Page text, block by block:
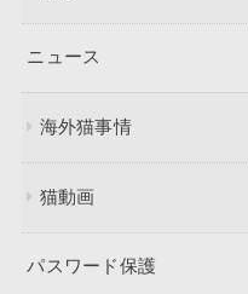
ニュース
海外猫事情
猫動画
パスワード保護